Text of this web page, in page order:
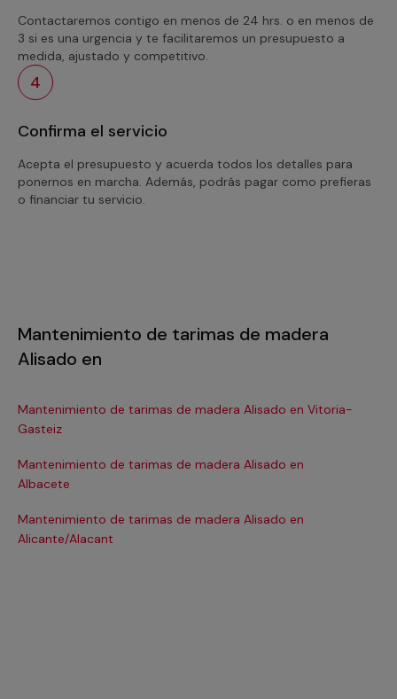
Contactaremos contigo en menos de 24 hrs. o en menos de
3 si es una urgencia y te facilitaremos un presupuesto a
medida, ajustado y competitivo.
4
Confirma el servicio
Acepta el presupuesto y acuerda todos los detalles para
ponernos en marcha. Además, podrás pagar como prefieras
o financiar tu servicio.
Mantenimiento de tarimas de madera
Alisado en
Mantenimiento de tarimas de madera Alisado en Vitoria-
Gasteiz
Mantenimiento de tarimas de madera Alisado en
Albacete
Mantenimiento de tarimas de madera Alisado en
Alicante/Alacant